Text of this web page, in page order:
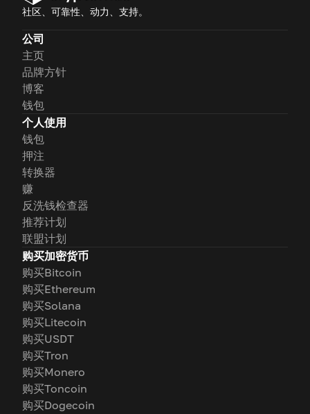
社区、可靠性、动力、支持。
公司
主页
品牌方针
博客
钱包
个人使用
钱包
押注
转换器
赚
反洗钱检查器
推荐计划
联盟计划
购买加密货币
购买Bitcoin
购买Ethereum
购买Solana
购买Litecoin
购买USDT
购买Tron
购买Monero
购买Toncoin
购买Dogecoin